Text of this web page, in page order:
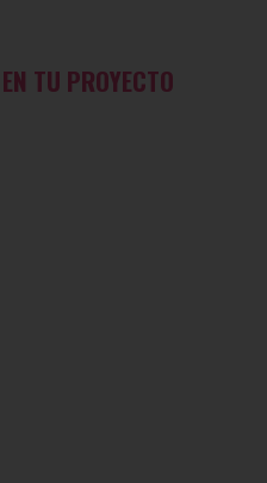
TU PROYECTO